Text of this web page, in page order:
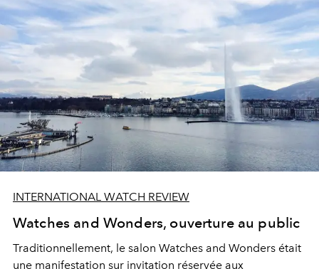
INTERNATIONAL WATCH REVIEW
Watches and Wonders, ouverture au public
Traditionnellement, le salon Watches and Wonders était
une manifestation sur invitation réservée aux